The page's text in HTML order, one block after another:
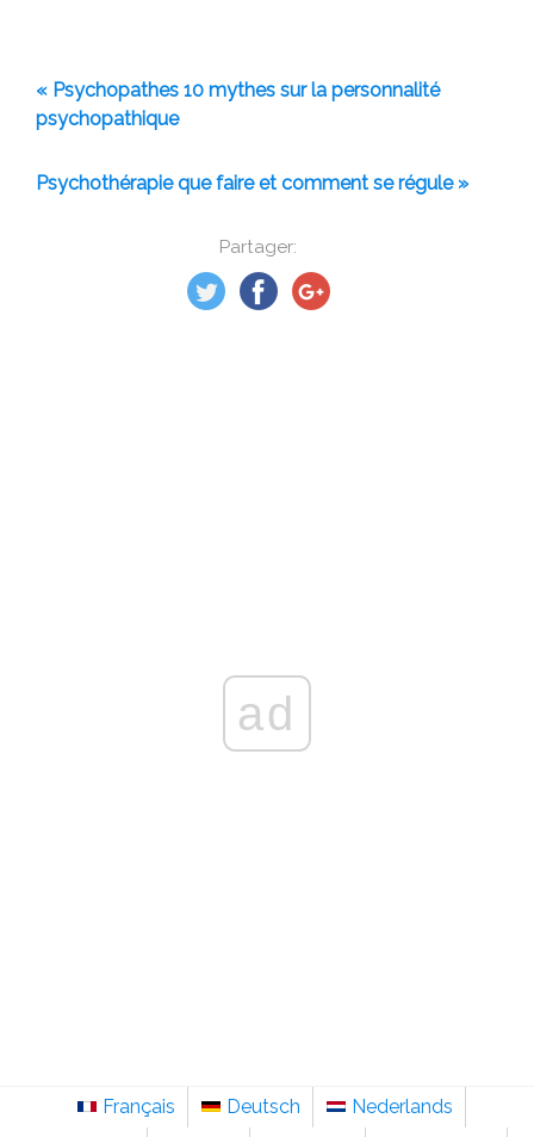
Partager:
« Psychopathes 10 mythes sur la personnalité
psychopathique
Psychothérapie que faire et comment se régule »
ad
Français Deutsch
Nederlands